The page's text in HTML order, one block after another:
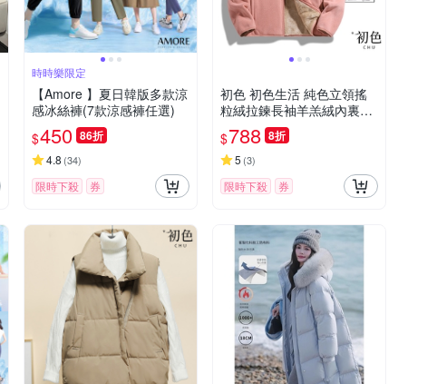
時時樂限定
【Amore 】夏日韓版多款涼
感冰絲褲(7款涼感褲任選)
$450 86折
4.8 (34)
限時下殺 券
初色 初色生活 純色立領搖
粒絨拉鍊長袖羊羔絨內裏加
厚男女外套-共8色-39608(M
-4XL可選)
$788 8折
5 (3)
限時下殺 券